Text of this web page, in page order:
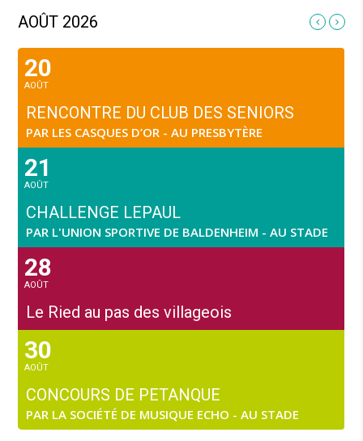
AOÛT 2026
20
AOÛT
RENCONTRE DU CLUB DES SENIORS
PAR LES CASQUES D’OR - AU PRESBYTÈRE
21
AOÛT
CHALLENGE LEPAUL
PAR L'UNION SPORTIVE DE BALDENHEIM - AU STADE
28
AOÛT
Le Ried au pas des villageois
30
AOÛT
CONCOURS DE PETANQUE
PAR LA SOCIÉTÉ DE MUSIQUE ECHO - AU STADE